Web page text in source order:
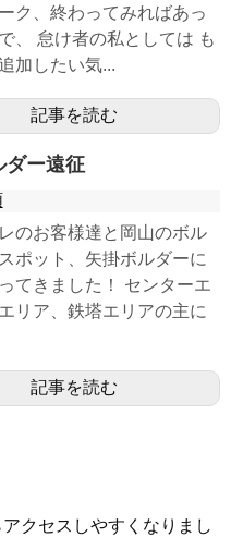
ク、終わってみればあっ
、 怠け者の私としては も
加したい気...
記事を読む
ダー遠征
のお客様達と岡山のボル
ポット、矢掛ボルダーに
てきました！ センターエ
リア、鉄塔エリアの主に
記事を読む
クセスしやすくなりまし